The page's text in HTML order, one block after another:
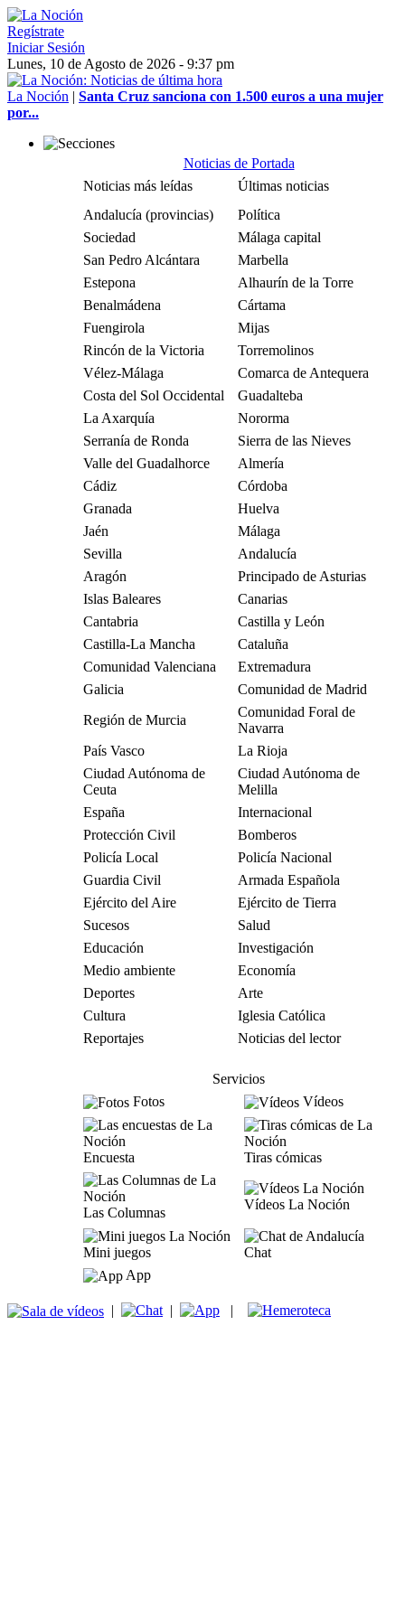
Regístrate
Iniciar Sesión
Lunes, 10 de Agosto de 2026 - 9:37 pm
La Noción | Santa Cruz sanciona con 1.500 euros a una mujer
por...
Noticias de Portada
Noticias más leídas
Últimas noticias
Andalucía (provincias)
Política
Sociedad
Málaga capital
San Pedro Alcántara
Marbella
Estepona
Alhaurín de la Torre
Benalmádena
Cártama
Fuengirola
Mijas
Rincón de la Victoria
Torremolinos
Vélez-Málaga
Comarca de Antequera
Costa del Sol Occidental
Guadalteba
La Axarquía
Nororma
Serranía de Ronda
Sierra de las Nieves
Valle del Guadalhorce
Almería
Cádiz
Córdoba
Granada
Huelva
Jaén
Málaga
Sevilla
Andalucía
Aragón
Principado de Asturias
Islas Baleares
Canarias
Cantabria
Castilla y León
Castilla-La Mancha
Cataluña
Comunidad Valenciana
Extremadura
Galicia
Comunidad de Madrid
Región de Murcia
Comunidad Foral de
Navarra
País Vasco
La Rioja
Ciudad Autónoma de
Ceuta
Ciudad Autónoma de
Melilla
España
Internacional
Protección Civil
Bomberos
Policía Local
Policía Nacional
Guardia Civil
Armada Española
Ejército del Aire
Ejército de Tierra
Sucesos
Salud
Educación
Investigación
Medio ambiente
Economía
Deportes
Arte
Cultura
Iglesia Católica
Reportajes
Noticias del lector
Servicios
Fotos
Vídeos
Encuesta Tiras cómicas
Las Columnas
Vídeos La Noción
Mini juegos
Chat
App
| | |